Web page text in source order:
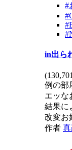
#
in出ら
(
例の部
エッな
結果に
改変お
作者